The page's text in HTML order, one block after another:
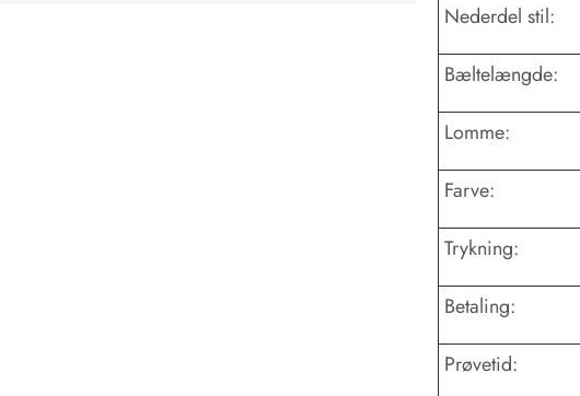
Nederdel stil:
Bæltelængde:
Lomme:
Farve:
Trykning:
Betaling:
Prøvetid: